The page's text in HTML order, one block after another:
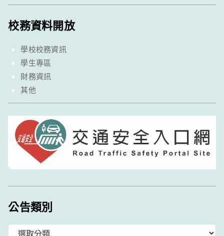
校務資料開放
學校校務資訊
學生專區
財務資訊
其他
公告類別